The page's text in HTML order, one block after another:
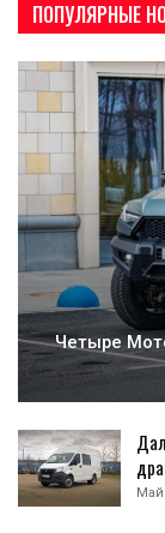
ПОПУЛЯРНЫЕ
Четыре
Май